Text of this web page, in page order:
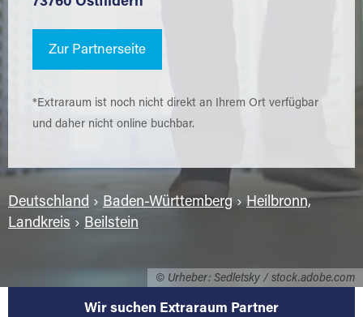
© Urheber: Sedletsky / stock.adobe.com
Zur Partnerseite
*Extraraum ist noch nicht direkt an Ihrem Ort verfügbar
und daher nicht online buchbar.
Deutschland › Baden-Württemberg› Heilbronn,
Landkreis › Beilstein
Wir suchen Extraraum Partner